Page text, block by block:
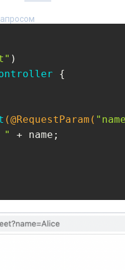
{
(@RequestParam(
"
+ name;